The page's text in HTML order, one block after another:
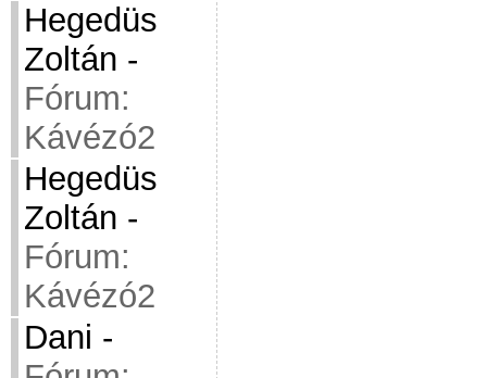
Hegedüs
Zoltán -
Fórum:
Kávézó2
Hegedüs
Zoltán -
Fórum:
Kávézó2
Dani -